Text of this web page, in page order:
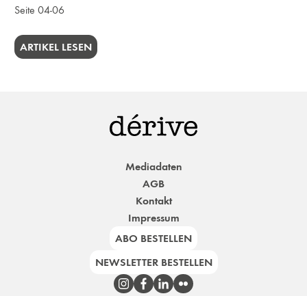
Seite 04-06
ARTIKEL LESEN
Mediadaten
AGB
Kontakt
Impressum
ABO BESTELLEN
NEWSLETTER BESTELLEN